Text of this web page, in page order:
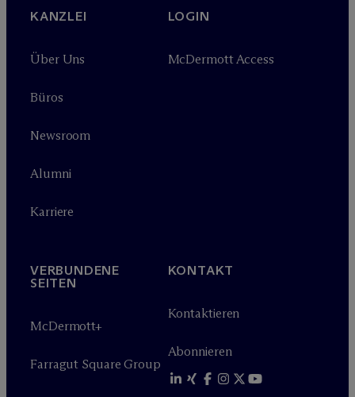
KANZLEI
Über Uns
Büros
Newsroom
Alumni
Karriere
LOGIN
McDermott Access
VERBUNDENE
SEITEN
McDermott+
Farragut Square Group
KONTAKT
Kontaktieren
Abonnieren